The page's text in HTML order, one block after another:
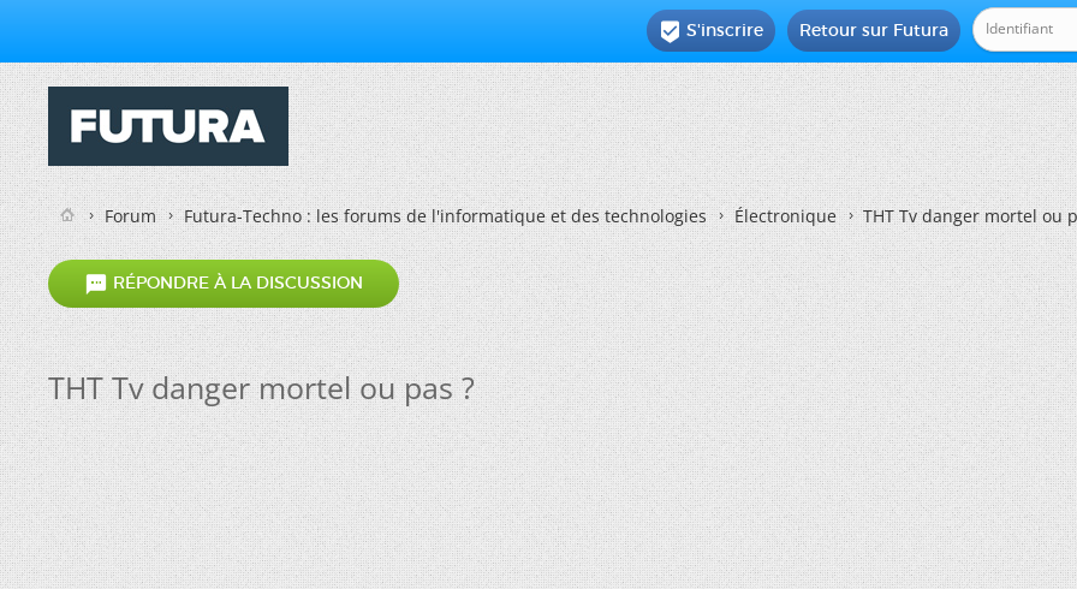
Retour sur Futura
 S'inscrire
Forum Futura-Techno : les forums de l'informatique et des technologies Électronique THT Tv danger mortel ou
 RÉPONDRE À LA DISCUSSION
THT Tv danger mortel ou pas ?